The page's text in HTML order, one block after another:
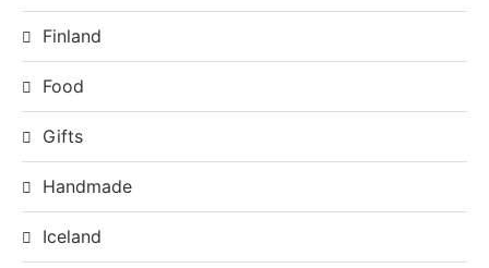
Finland
Food
Gifts
Handmade
Iceland